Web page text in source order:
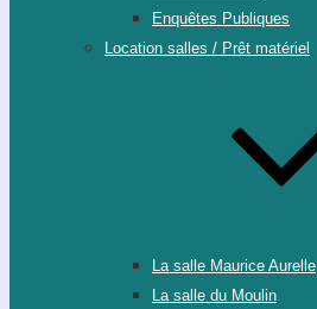
Enquêtes Publiques
Location salles / Prêt matériel
La salle Maurice Aurelle
La salle du Moulin